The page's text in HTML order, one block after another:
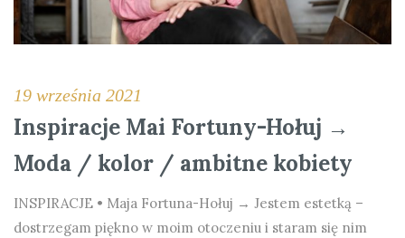
19 września 2021
Inspiracje Mai Fortuny-Hołuj →
Moda / kolor / ambitne kobiety
INSPIRACJE • Maja Fortuna-Hołuj → Jestem estetką –
dostrzegam piękno w moim otoczeniu i staram się nim